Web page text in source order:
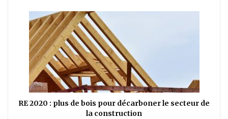
RE 2020 : plus de bois pour décarboner le secteur de
la construction